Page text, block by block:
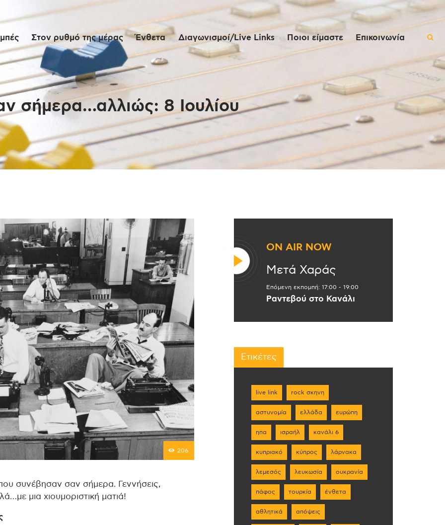
Στον ρυθμό της μέρας Ένθετα Διαγωνισμοί/Live Links Ποιοι είμαστε Επικοινωνία
σήμερα…αλλιώς: 8 Ιουλίου
Αρχική
Εκπομπές
Στον ρυθμό της
μέρας
Ένθετα
Διαγωνισμοί/Live
Επικοινωνία
206
συνέβησαν σαν σήμερα. Γεννήσεις,
μια χιουμοριστική ματιά!
ON AIR NOW
Μετά Χαράς
Επόμενη εκπομπή: 17:00 - 19:00
Ραντεβού στο Κανάλι
Ετικέτες
live link rock σκηνη
αστυνομία ελλάδα ευρώπη
ηπα ισραήλ κανάλι 6
κυπριακό κύπρος λάρνακα
λεμεσός λευκωσία ουκρανία
πάφος τουρκία ένθετα
αθλητικά απόψεις